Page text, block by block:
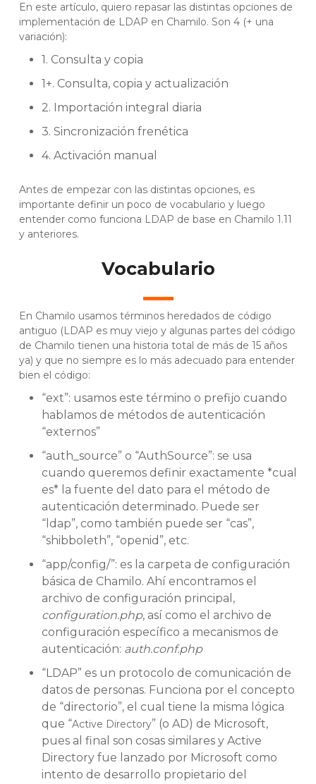
En este artículo, quiero repasar las distintas opciones de
implementación de LDAP en Chamilo. Son 4 (+ una
variación):
1. Consulta y copia
1+. Consulta, copia y actualización
2. Importación integral diaria
3. Sincronización frenética
4. Activación manual
Antes de empezar con las distintas opciones, es
importante definir un poco de vocabulario y luego
entender como funciona LDAP de base en Chamilo 1.11
y anteriores.
Vocabulario
En Chamilo usamos términos heredados de código
antiguo (LDAP es muy viejo y algunas partes del código
de Chamilo tienen una historia total de más de 15 años
ya) y que no siempre es lo más adecuado para entender
bien el código:
“ext”: usamos este término o prefijo cuando
hablamos de métodos de autenticación
“externos”
“auth_source” o “AuthSource”: se usa
cuando queremos definir exactamente *cual
es* la fuente del dato para el método de
autenticación determinado. Puede ser
“ldap”, como también puede ser “cas”,
“shibboleth”, “openid”, etc.
“app/config/”: es la carpeta de configuración
básica de Chamilo. Ahí encontramos el
archivo de configuración principal,
configuration.php, así como el archivo de
configuración específico a mecanismos de
autenticación: auth.conf.php
“LDAP” es un protocolo de comunicación de
datos de personas. Funciona por el concepto
de “directorio”, el cual tiene la misma lógica
que “Active Directory” (o AD) de Microsoft,
pues al final son cosas similares y Active
Directory fue lanzado por Microsoft como
intento de desarrollo propietario del